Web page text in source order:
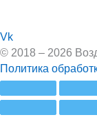
Vk
© 2018 – 2026
Политика